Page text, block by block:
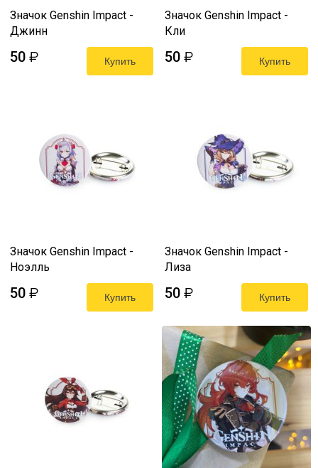
Значок Genshin Impact -
Джинн
50 ₽ Купить
Значок Genshin Impact -
Кли
50 ₽ Купить
Значок Genshin Impact -
Ноэлль
50 ₽ Купить
Значок Genshin Impact -
Лиза
50 ₽ Купить